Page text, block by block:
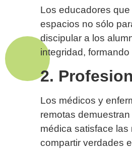
Los educadores
espacios no sólo
discipular a los
integridad,
2.
Los médicos y
remotas
médica satisface
compartir verdades